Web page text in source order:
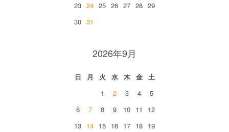
23 24 25 26 27 28 29
30 31
2026年9月
日 月 火 水 木 金
土
1
2 3 4
5
6
7 8 9 10 11
12
13 14 15 16 17 18 19